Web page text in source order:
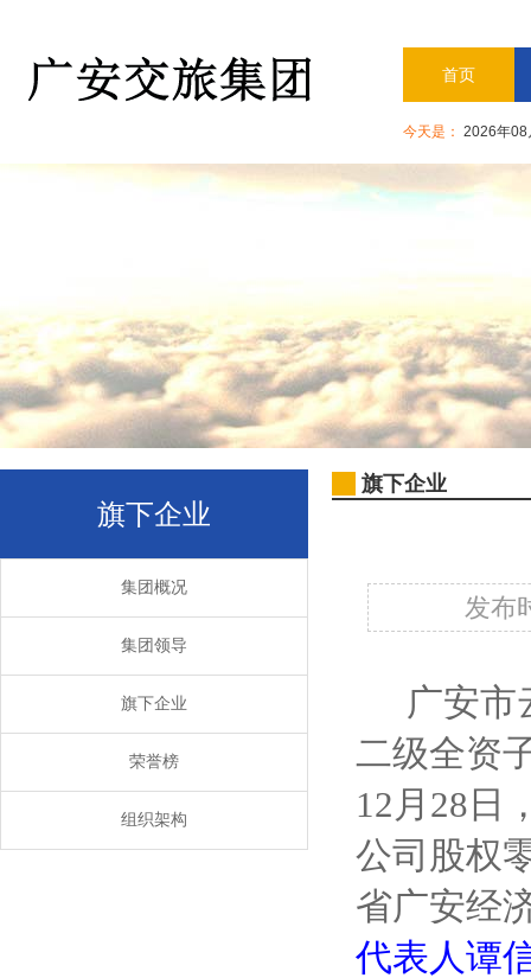
今天是： 2026年08
首页
旗下企业
集团概况
集团领导
旗下企业
荣誉榜
组织架构
旗下企业
发布
广安市
二级全资
12 月 28 日
公司股权
省广安经
代表人谭